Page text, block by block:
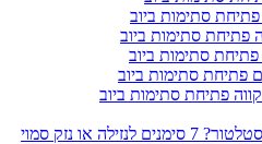
ביוב
ביוב
ביוב
ביוב
סתימות ביוב
מתי צריך להזמין אינסטלטור? 7 סימנים לנזילה או נזק סמוי